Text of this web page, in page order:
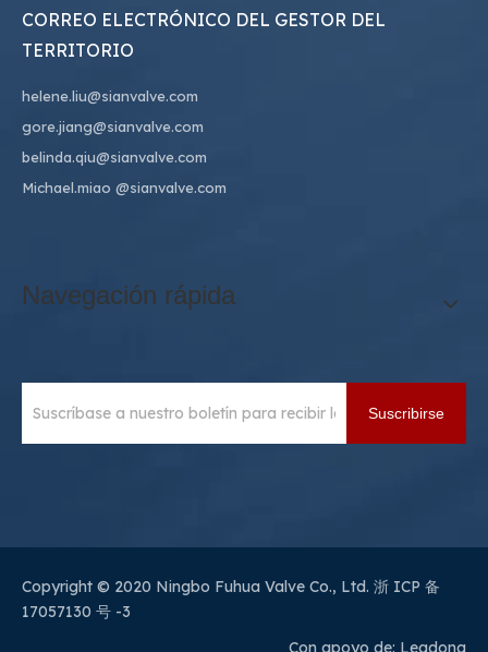
CORREO ELECTRÓNICO DEL GESTOR DEL
TERRITORIO
helene.liu@sianvalve.com
gore.jiang@sianvalve.com
belinda.qiu@sianvalve.com
Michael.miao @sianvalve.com
Navegación rápida
Suscribirse
Copyright © 2020 Ningbo Fuhua Valve Co., Ltd. 浙 ICP 备
17057130 号 -3
Con apoyo de: Leadong